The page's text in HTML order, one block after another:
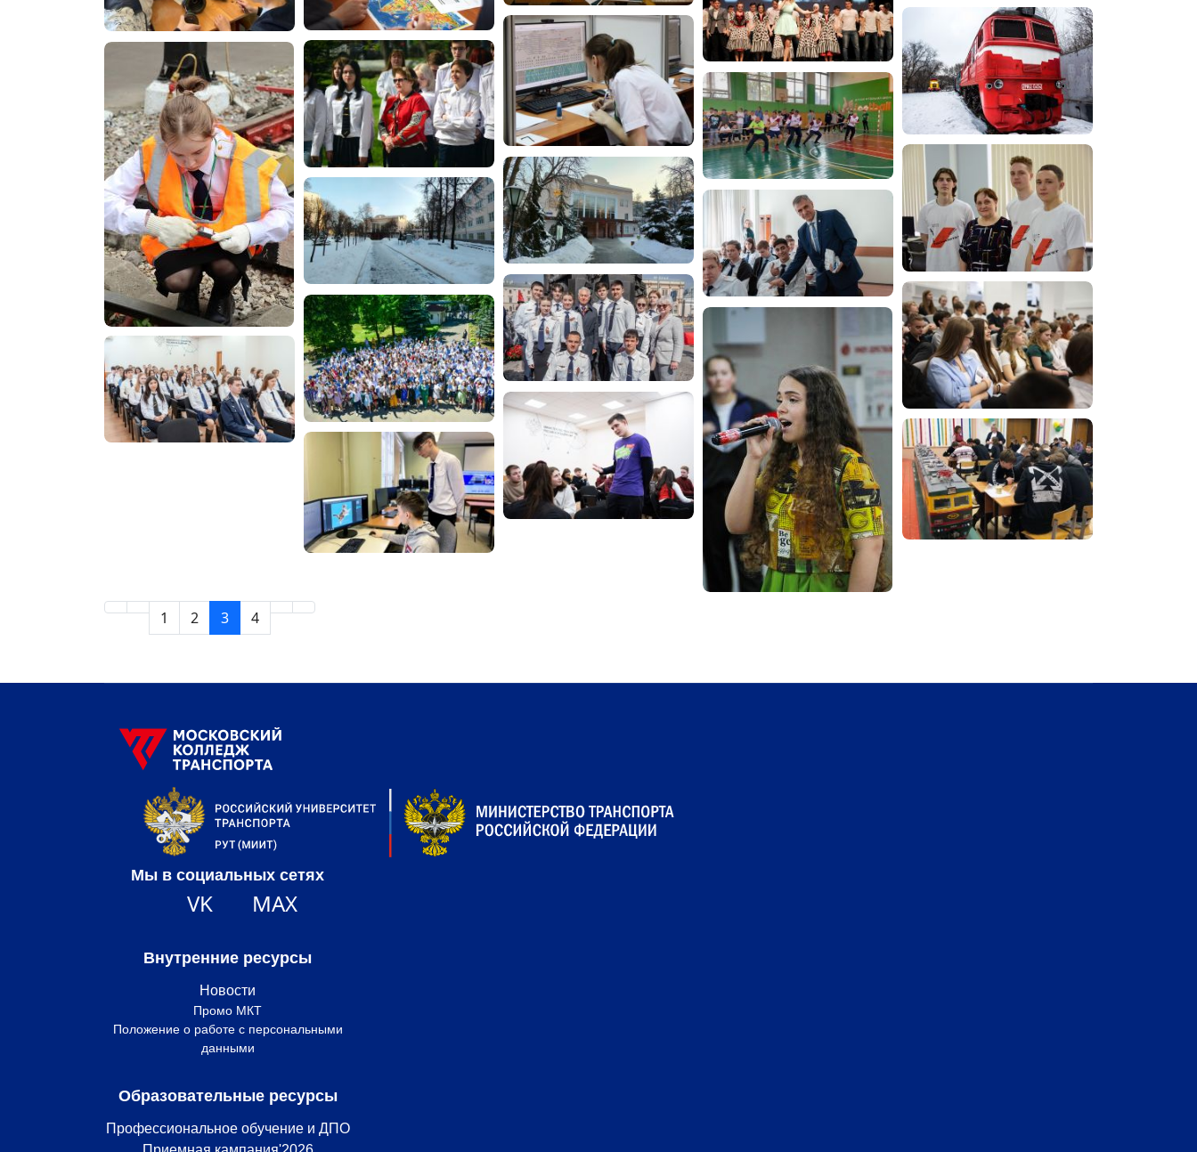
1 2 3 4
Мы в социальных сетях
VK MAX
Внутренние ресурсы
Новости
Промо МКТ
Положение о работе с персональными
данными
Образовательные ресурсы
Профессиональное обучение и ДПО